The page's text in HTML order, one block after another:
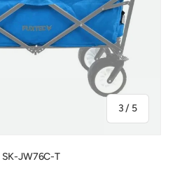
3 / von
5
SK-JW76C-T